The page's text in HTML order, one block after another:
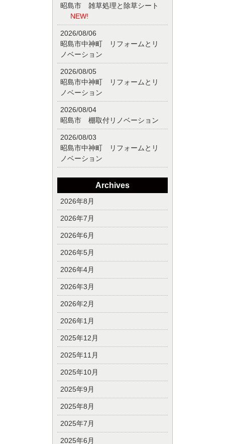
昭島市 雑草処理と除草シート
NEW!
2026/08/06
昭島市中神町 リフォームとリ
ノベーション
2026/08/05
昭島市中神町 リフォームとリ
ノベーション
2026/08/04
昭島市 棚取付リノベーション
2026/08/03
昭島市中神町 リフォームとリ
ノベーション
Archives
2026年8月
2026年7月
2026年6月
2026年5月
2026年4月
2026年3月
2026年2月
2026年1月
2025年12月
2025年11月
2025年10月
2025年9月
2025年8月
2025年7月
2025年6月